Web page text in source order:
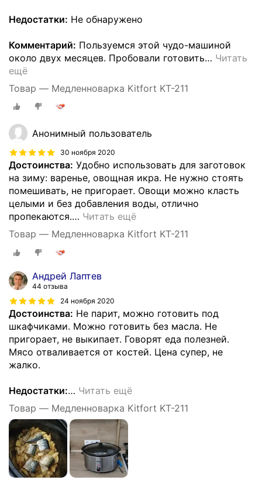
Недостатки: Не обнаружено
Комментарий: Пользуемся этой чудо-машиной
около двух месяцев. Пробовали готовить… Читать
ещё
Товар — Медленноварка Kitfort KT-211
Анонимный пользователь
30 ноября 2020
Достоинства: Удобно использовать для заготовок
на зиму: варенье, овощная икра. Не нужно стоять
помешивать, не пригорает. Овощи можно класть
целыми и без добавления воды, отлично
пропекаются.… Читать ещё
Товар — Медленноварка Kitfort KT-211
Андрей Лаптев
44 отзыва
24 ноября 2020
Достоинства: Не парит, можно готовить под
шкафчиками. Можно готовить без масла. Не
пригорает, не выкипает. Говорят еда полезней.
Мясо отваливается от костей. Цена супер, не
жалко.
Недостатки:… Читать ещё
Товар — Медленноварка Kitfort KT-211